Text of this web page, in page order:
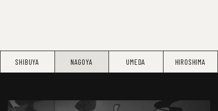
SHIBUYA NAGOYA UMEDA HIROSHIMA